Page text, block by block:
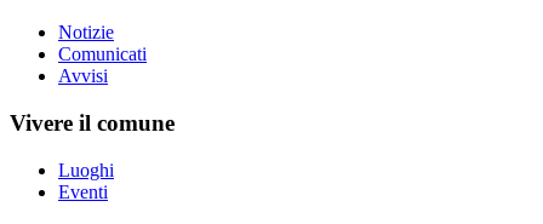
Notizie
Comunicati
Avvisi
Vivere il comune
Luoghi
Eventi